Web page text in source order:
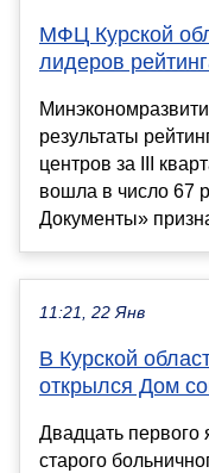
МФЦ Курской
лидеров
результаты
центров за III
вошла в число 67
Документы»
11:21, 22 Янв
В Курской
открылся Дом
Двадцать первого
старого